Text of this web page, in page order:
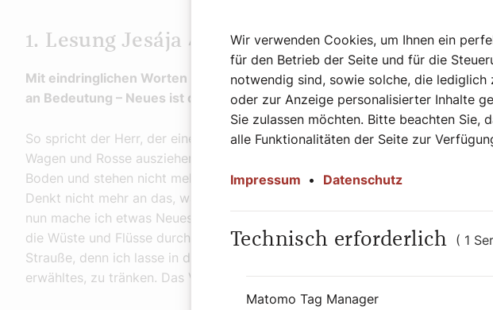
1. Lesung Jesája 43,16–21
Mit eindringlichen Worten verkündet der Prophet Jesaja eine neue Zeit.
an Bedeutung – Neues ist da und macht sich schon bemerkbar.
So spricht der Herr, der einen Weg durchs Meer bahnt, einen Pfad durch
Wagen und Rosse ausziehen lässt, zusammen mit einem mächtigen Heer;
Boden und stehen nicht mehr auf, sie sind erloschen und verglüht wie ein
Denkt nicht mehr an das, was früher war; auf das, was vergangen ist, achtet
nun mache ich etwas Neues. Schon sprießt es, merkt ihr es nicht? Ja, ich lege
die Wüste und Flüsse durchs Ödland. Die wilden Tiere werden mich preisen,
Strauße, denn ich lasse in der Wüste Wasser fließen und Flüsse im Ödland, um
erwähltes, zu tränken. Das Volk, das ich mir geformt habe, wird meinen
Wir verwenden Cookies, um Ihnen ein
für den Betrieb der Seite und für die
notwendig sind, sowie solche, die
oder zur Anzeige personalisierter Inhalte
Sie zulassen möchten. Bitte beachten Sie,
alle Funktionalitäten der Seite zur
Impressum • Datenschutz
Technisch erforderlich ( 1
Matomo Tag Manager